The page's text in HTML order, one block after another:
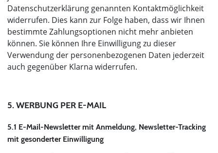
Datenschutzerklärung genannten Kontaktmöglichkeit
widerrufen. Dies kann zur Folge haben, dass wir Ihnen
bestimmte Zahlungsoptionen nicht mehr anbieten
können. Sie können Ihre Einwilligung zu dieser
Verwendung der personenbezogenen Daten jederzeit
auch gegenüber Klarna widerrufen.
5. WERBUNG PER E-MAIL
5.1 E-Mail-Newsletter mit Anmeldung, Newsletter-Tracking
mit gesonderter Einwilligung